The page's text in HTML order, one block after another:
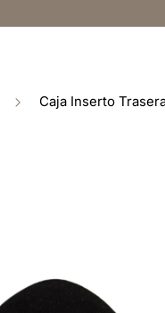
Caja Inserto